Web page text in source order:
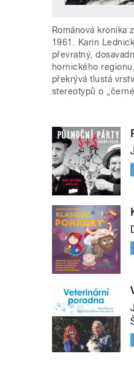
Románová kronika
1961. Karin
převratný,
hornického
překrývá tlustá
stereotypů o